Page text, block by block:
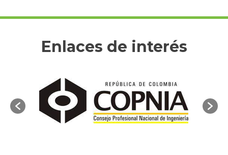
Enlaces de interés